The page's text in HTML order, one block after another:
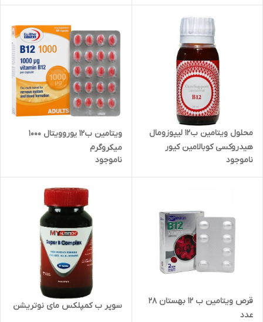
محلول ویتامین ب12 لیپوزومال
هیدروکسی کوبالامین کیور
ساپورت
ناموجود
ویتامین ب12 یوروویتال 1000
میکروگرم
ناموجود
قرص ویتامین ب 12 بهستان 28
عدد
سوپر ب کمپلکس مای نوتریشن